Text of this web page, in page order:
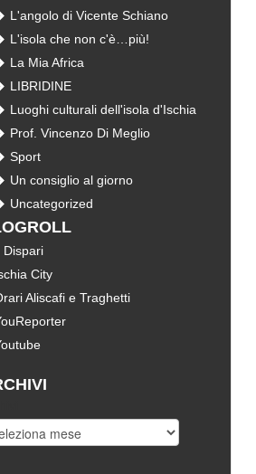
L'angolo di Vicente Schiano
L'isola che non c'è…più!
La Mia Africa
LIBRIDINE
Luoghi culturali dell'isola d'Ischia
Prof. Vincenzo Di Meglio
Sport
Un consiglio al giorno
Uncategorized
Dispari
City
Aliscafi e Traghetti